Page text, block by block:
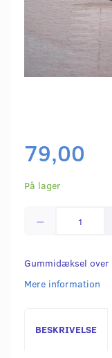
79,00
På lager
Gummidæksel
Mere information
BESKRIVELSE